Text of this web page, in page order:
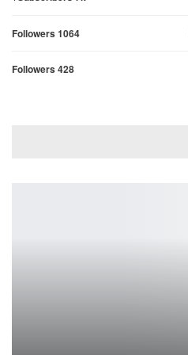
Followers 1064
Followers 428